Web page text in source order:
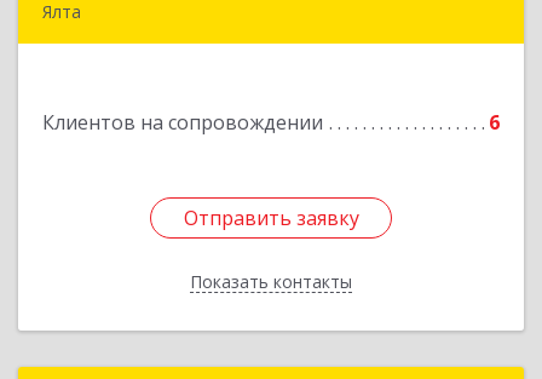
Ялта
Клиентов на сопровождении 6
Отправить заявку
Показать контакты
Отправить заявку
Назад